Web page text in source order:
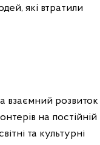
які втратили
взаємний розвиток
на постійній
та культурні